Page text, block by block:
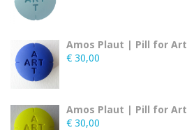
Amos Plaut | Pill for Art
€ 30,00
Amos Plaut | Pill for Art
€ 30,00